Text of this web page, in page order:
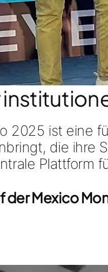
2025 ist eine
die ihre
Plattform
der Mexico